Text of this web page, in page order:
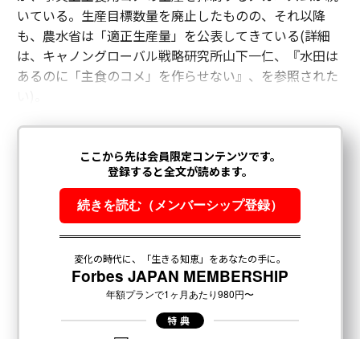
いている。生産目標数量を廃止したものの、それ以降
も、農水省は「適正生産量」を公表してきている(詳細
は、キャノングローバル戦略研究所山下一仁、『水田は
あるのに「主食のコメ」を作らせない』、を参照された